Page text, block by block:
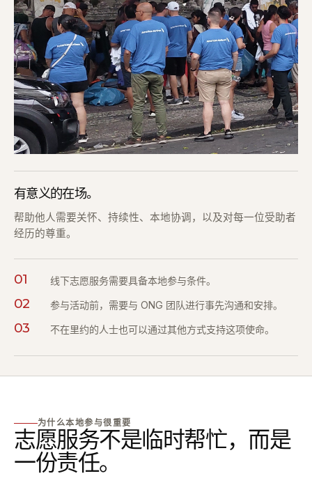
有意义的在场。
帮助他人需要关怀、持续性、本地协调，以及对每一位受助者
经历的尊重。
01 线下志愿服务需要具备本地参与条件。
02 参与活动前，需要与 ONG 团队进行事先沟通和安排。
03 不在里约的人士也可以通过其他方式支持这项使命。
为什么本地参与很重要
志愿服务不是临时帮忙，而是
一份责任。